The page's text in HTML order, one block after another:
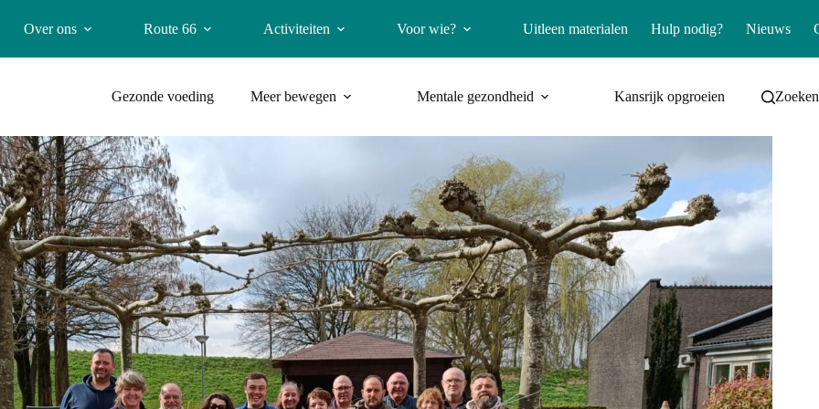
Over ons Route 66 Activiteiten Voor wie? Uitleen materialen Hulp nodig? Nieuws
Gezonde voeding Meer bewegen Mentale gezondheid Kansrijk opgroeien Zoeken